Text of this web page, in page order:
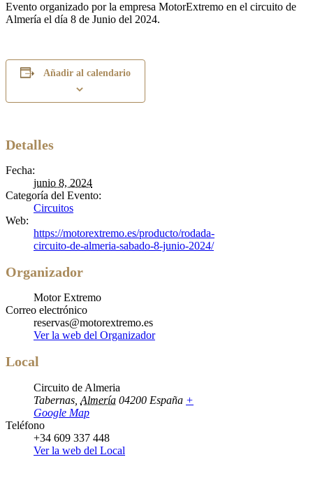
Evento organizado por la empresa MotorExtremo en el circuito de
Almería el día 8 de Junio del 2024.
Añadir al calendario
Detalles
Fecha:
junio 8, 2024
Categoría del Evento:
Circuitos
Web:
https://motorextremo.es/producto/rodada-
circuito-de-almeria-sabado-8-junio-2024/
Organizador
Motor Extremo
Correo electrónico
reservas@motorextremo.es
Ver la web del Organizador
Local
Circuito de Almeria
Tabernas Almería 04200 España +
Google Map
Teléfono
+34 609 337 448
Ver la web del Local